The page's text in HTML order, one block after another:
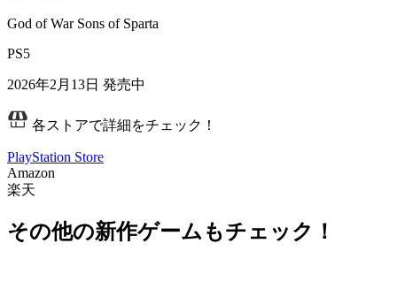
God of War Sons of Sparta
PS5
2026年2月13日 発売中
各ストアで詳細をチェック！
PlayStation Store
Amazon
楽天
その他の新作ゲームもチェック！